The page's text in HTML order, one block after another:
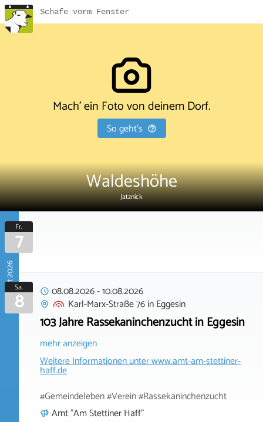
Schafe vorm Fenster
Mach' ein Foto von deinem Dorf.
So geht's
Waldeshöhe
Jatznick
August 2026
Fr.
7
Sa.
8 08.08.2026-10.08.2026
Karl-Marx-Straße 76inEggesin
103 Jahre Rassekaninchenzucht in Eggesin
mehr anzeigen
Weitere Informationen unterwww.amt-am-stettiner-
haff.de
#Gemeindeleben #Verein #Rassekaninchenzucht
Amt "Am Stettiner Haff"